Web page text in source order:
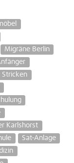
Migräne Berlin
Stricken
Karlshorst
Sat-Anlage